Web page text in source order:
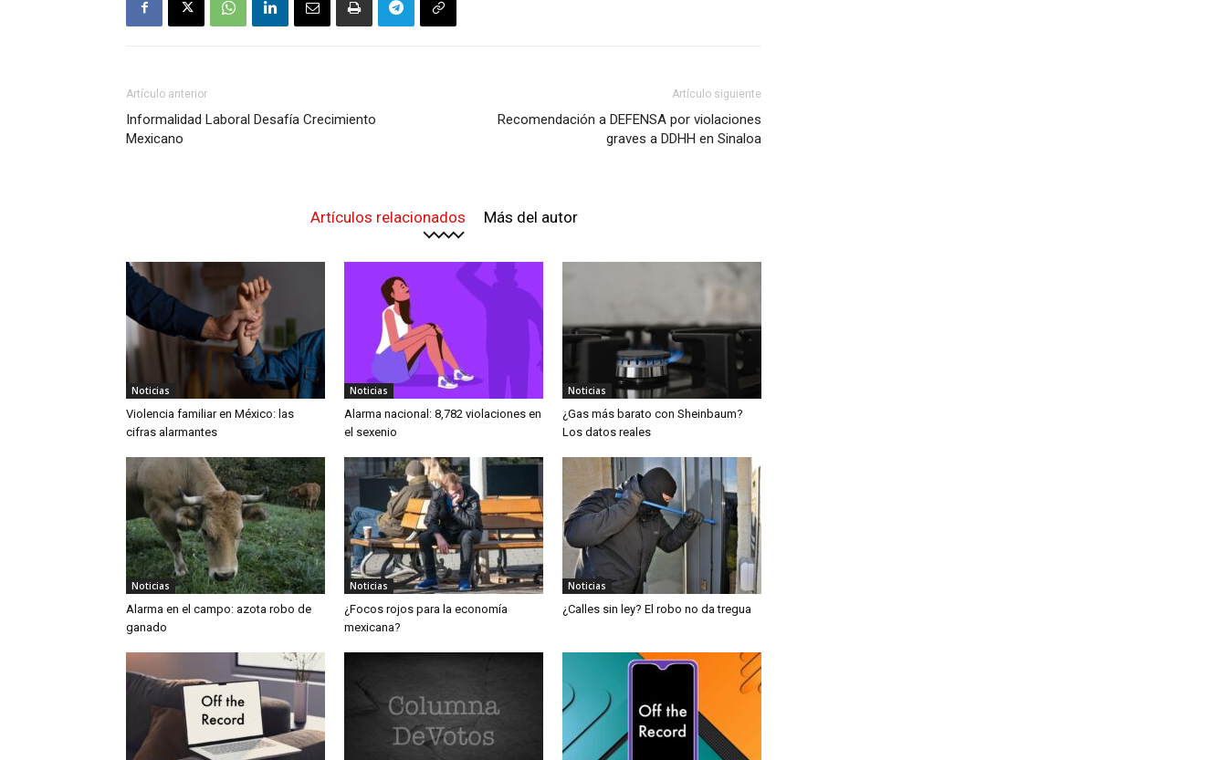
Artículo anterior
Informalidad Laboral Desafía Crecimiento
Mexicano
Artículo siguiente
Recomendación a DEFENSA por violaciones
graves a DDHH en Sinaloa
Artículos relacionados Más del autor
Noticias
Violencia familiar en México: las
cifras alarmantes
Noticias
Alarma nacional: 8,782 violaciones en
el sexenio
Noticias
¿Gas más barato con Sheinbaum?
Los datos reales
Noticias
Alarma en el campo: azota robo de
ganado
Noticias
¿Focos rojos para la economía
mexicana?
Noticias
¿Calles sin ley? El robo no da tregua